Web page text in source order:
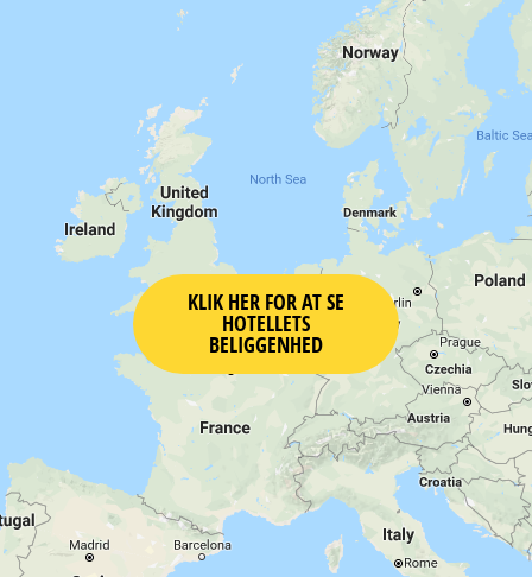
KLIK HER FOR AT SE
HOTELLETS
BELIGGENHED